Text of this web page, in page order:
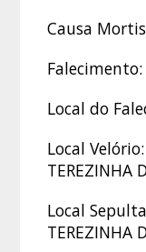
Causa
Local do
Local Velório:
TEREZINHA
Local
TEREZINHA